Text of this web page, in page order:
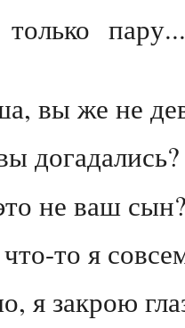
вы же не
догадались?
не ваш
то я
я закрою